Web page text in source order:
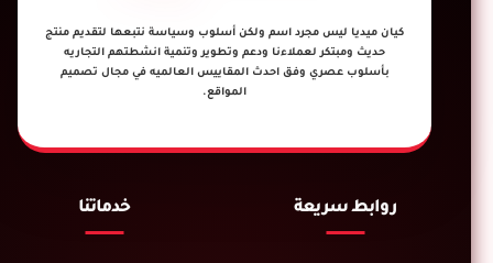
كيان ميديا ليس مجرد اسم ولكن أسلوب وسياسة نتبعها لتقديم منتج
حديث ومبتكر لعملاءنا ودعم وتطوير وتنمية انشطتهم التجاريه
بأسلوب عصري وفق احدث المقاييس العالميه في مجال تصميم
المواقع.
روابط سريعة خدماتنا